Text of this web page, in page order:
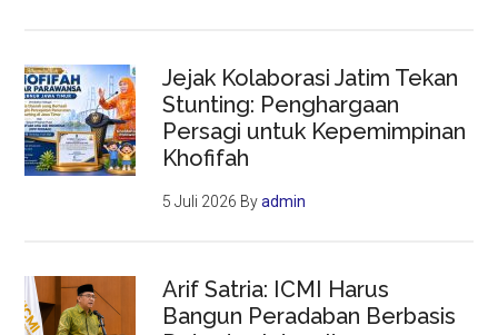
Jejak Kolaborasi Jatim Tekan
Stunting: Penghargaan
Persagi untuk Kepemimpinan
Khofifah
5 Juli 2026 Byadmin
Arif Satria: ICMI Harus
Bangun Peradaban Berbasis